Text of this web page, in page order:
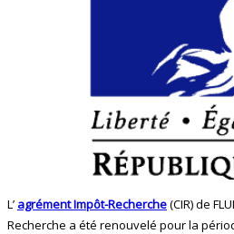
L’ agrément Impôt-Recherche(CIR) de
Recherche a été renouvelé pour la